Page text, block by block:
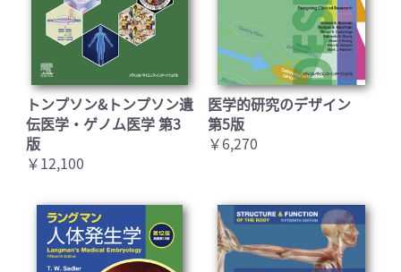
トンプソン&トンプソン遺
伝医学・ゲノム医学 第3
版
￥12,100
医学的研究のデザイン
第5版
￥6,270